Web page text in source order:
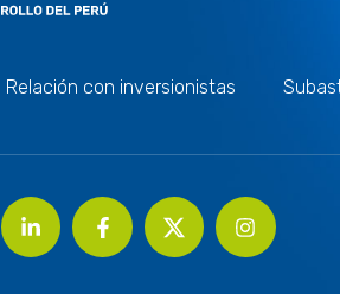
Relación con inversionistas